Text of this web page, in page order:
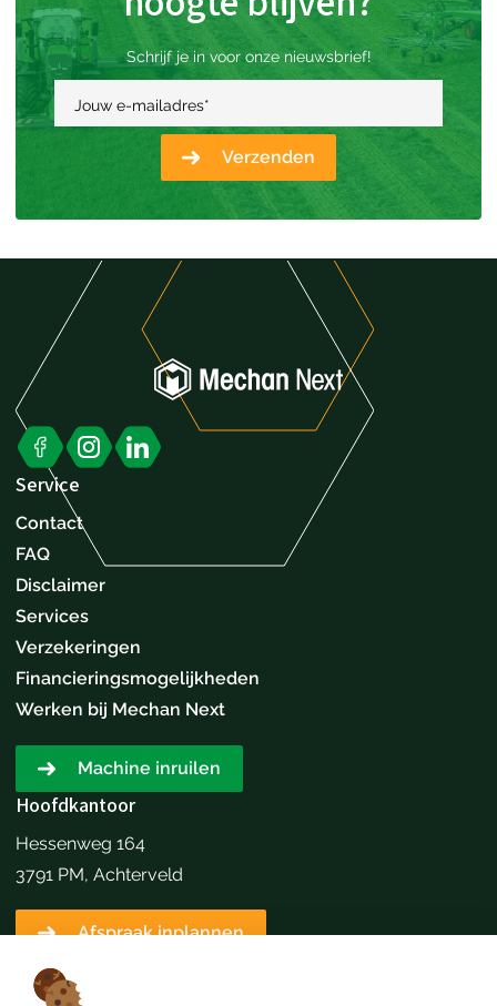
Schrijf je in voor onze nieuwsbrief!
Jouw e-mailadres*
Verzenden
Service
Contact
FAQ
Disclaimer
Services
Verzekeringen
Financieringsmogelijkheden
Werken bij Mechan Next
Machine inruilen
Hoofdkantoor
Hessenweg 164
3791 PM, Achterveld
Afspraak inplannen
Contactgegevens